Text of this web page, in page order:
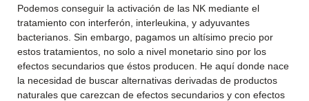
Podemos conseguir la activación de las NK mediante el
tratamiento con interferón, interleukina, y adyuvantes
bacterianos. Sin embargo, pagamos un altísimo precio por
estos tratamientos, no solo a nivel monetario sino por los
efectos secundarios que éstos producen. He aquí donde nace
la necesidad de buscar alternativas derivadas de productos
naturales que carezcan de efectos secundarios y con efectos